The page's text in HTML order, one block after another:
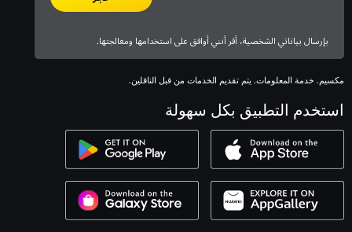
مكسيم. خدمة المعلومات. يتم تقديم الخدمات من قبل الناقلين.
استخدم التطبيق بكل سهولة